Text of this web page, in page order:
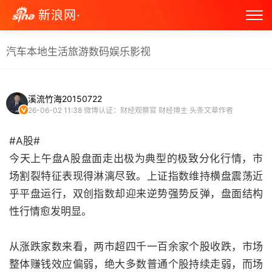
新浪网·
汽车本地生活旅游数码娱乐影视
溪流竹海20150722
26-06-02 11:38 微博认证：财经观察官 财经博主 头条文章作者
#A股#
今天上午盘A股盘面走出极为典型的极致分化行情，市
场割裂特征表现得淋漓尽致。上证指数维持横盘震荡近
乎平盘运行，双创指数却迎来逆势强势反弹，盘面结构
性行情愈发明显。
从涨跌家数来看，两市超四千一百余家个股收跌，市场
整体赚钱效应偏弱，绝大多数普通个股持续走弱，而场